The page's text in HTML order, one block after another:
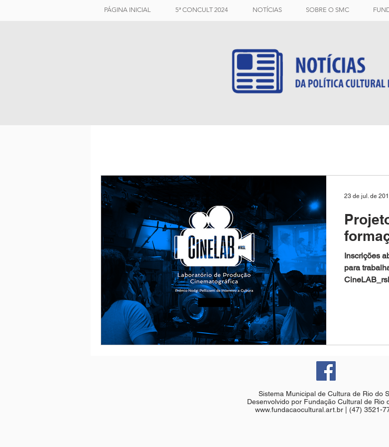
PÁGINA INICIAL 5ª CONCULT 2024 NOTÍCIAS SOBRE O SMC
Inscrições
para
23 de jul. de
Sistema Municipal de Cultura de Rio do
Desenvolvido por Fundação Cultural de Rio
www.fundacaocultural.art.br | (47) 3521-